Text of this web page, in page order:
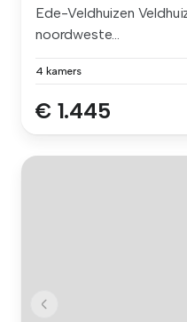
Ede-Veldhuizen
noordweste...
4 kamers
€ 1.445